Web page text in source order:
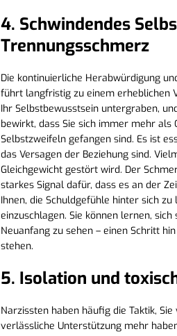
4. Schwindendes
Trennungsschmerz
Die kontinuierliche Herabwürdigung
führt langfristig zu einem erheblichen
Ihr Selbstbewusstsein untergraben,
bewirkt, dass Sie sich immer mehr
Selbstzweifeln gefangen sind. Es ist
das Versagen der Beziehung sind.
Gleichgewicht gestört wird. Der
starkes Signal dafür, dass es an der
Ihnen, die Schuldgefühle hinter sich
einzuschlagen. Sie können lernen,
Neuanfang zu sehen – einen Schritt
stehen.
5. Isolation und
Narzissten haben häufig die Taktik,
verlässliche Unterstützung mehr